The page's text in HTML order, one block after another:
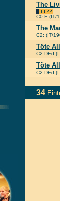
The
C0:E (IT/
The
C2: (IT/
Töte
C2:DEd
Töte
C2:DEd
34